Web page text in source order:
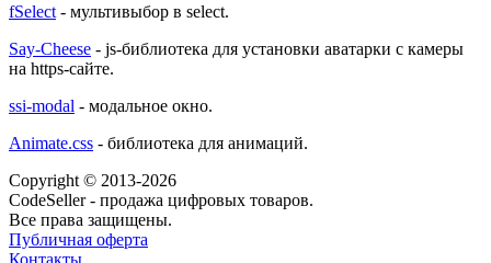
fSelect - мультивыбор в select.
Say-Cheese - js-библиотека для установки аватарки с камеры
на https-сайте.
ssi-modal - модальное окно.
Animate.css - библиотека для анимаций.
Copyright © 2013-2026
CodeSeller - продажа цифровых товаров.
Все права защищены.
Публичная оферта
Контакты